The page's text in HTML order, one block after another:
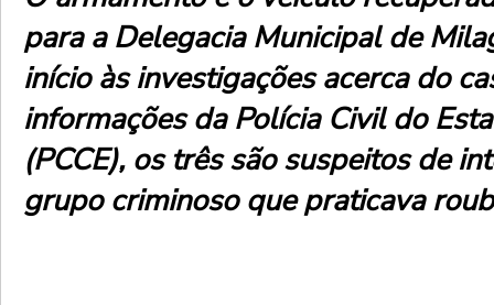
para a Delegacia Municipal de
início às investigações acerca do
informações da Polícia Civil do
(PCCE), os três são suspeitos de
grupo criminoso que praticava